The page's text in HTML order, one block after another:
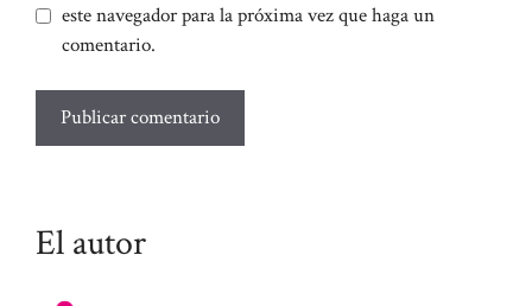
este navegador para la próxima vez que haga un
comentario.
El autor